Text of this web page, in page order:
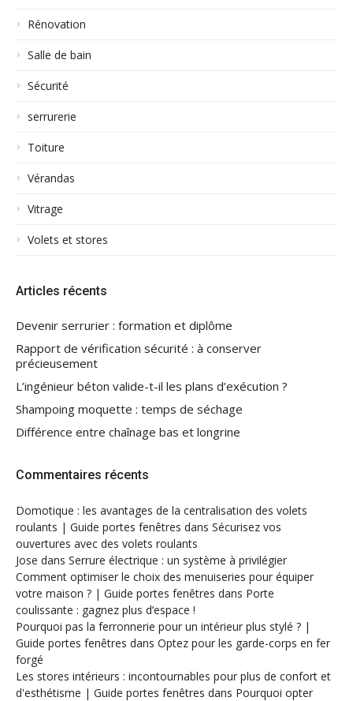
Rénovation
Salle de bain
Sécurité
serrurerie
Toiture
Vérandas
Vitrage
Volets et stores
Articles récents
Devenir serrurier : formation et diplôme
Rapport de vérification sécurité : à conserver
précieusement
L’ingénieur béton valide-t-il les plans d’exécution ?
Shampoing moquette : temps de séchage
Différence entre chaînage bas et longrine
Commentaires récents
Domotique : les avantages de la centralisation des volets
roulants | Guide portes fenêtres dans Sécurisez vos
ouvertures avec des volets roulants
Jose dans Serrure électrique : un système à privilégier
Comment optimiser le choix des menuiseries pour équiper
votre maison ? | Guide portes fenêtres dans Porte
coulissante : gagnez plus d’espace !
Pourquoi pas la ferronnerie pour un intérieur plus stylé ? |
Guide portes fenêtres dans Optez pour les garde-corps en fer
forgé
Les stores intérieurs : incontournables pour plus de confort et
d'esthétisme | Guide portes fenêtres dans Pourquoi opter